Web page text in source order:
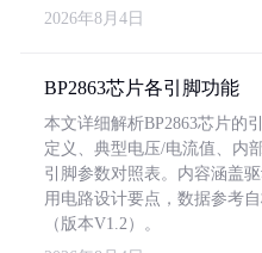
2026年8月4日
BP2863芯片各引脚功能
本文详细解析BP2863芯片的
定义、典型电压/电流值、内
引脚参数对照表。内容涵盖
用电路设计要点，数据参考
（版本V1.2）。